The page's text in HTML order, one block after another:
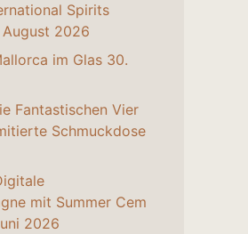
Spirits
August 2026
im Glas 30.
Fantastischen Vier
Schmuckdose
mit Summer Cem
2026